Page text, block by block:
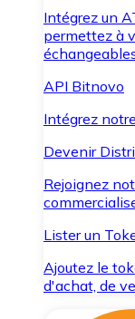
Intégrez un
permettez à
API Bitnovo
Intégrez
Devenir
Rejoignez
Lister un
Ajoutez le
d'achat, de